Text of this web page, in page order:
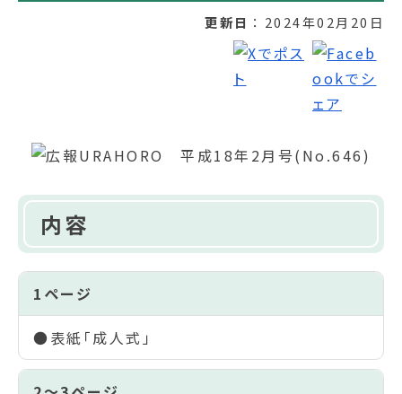
更新日 2024年02月20日
内容
1ページ
●表紙「成人式」